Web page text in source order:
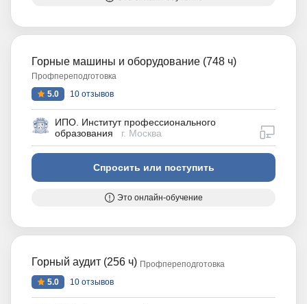
Горные машины и оборудование (748 ч)
Профпереподготовка
5.0
10 отзывов
ИПО. Институт профессионального
образования
г. Москва
Спросить или поступить
Это онлайн-обучение
Горный аудит (256 ч) Профпереподготовка
5.0
10 отзывов